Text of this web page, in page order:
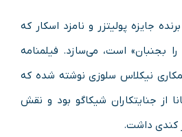
جایزه پولیتزر و نامزد اسکار که
بجنبان» است، می‌سازد. فیلمنامه
نیکلاس سلوزی نوشته شده که
از جنایتکاران شیکاگو بود و نقش
کندی داشت.